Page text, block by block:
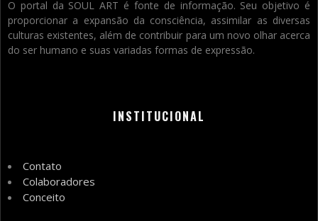
O portal da SOUL ART é fonte de informação. Seu objetivo é
proporcionar a expansão da consciência, assimilar as diversas
culturas existentes, além de contribuir para um novo olhar acerca
do ser humano e suas variadas formas de expressão.
INSTITUCIONAL
Contato
Colaboradores
Conceito